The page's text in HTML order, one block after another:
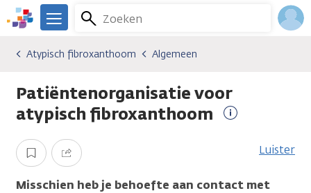
Overslaan
en
gaan
We
er
je.
Kanker.nl
Zoeken
Menu
Kankersoorten
Atypisch fibroxanthoom
Algemeen
Atypisch fibroxanthoom Algemeen
Patiëntenorganisatie voor
atypisch fibroxanthoom
informatie
Opslaan Delen Luister
Misschien heb je behoefte aan contact met